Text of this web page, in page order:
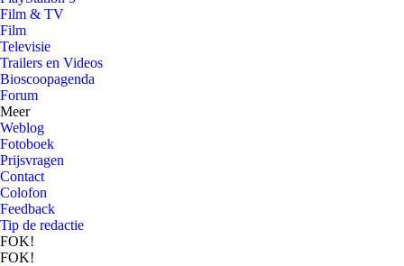
Film & TV
Film
Televisie
Trailers en Videos
Bioscoopagenda
Forum
Meer
Weblog
Fotoboek
Prijsvragen
Contact
Colofon
Feedback
Tip de redactie
FOK!
FOK!